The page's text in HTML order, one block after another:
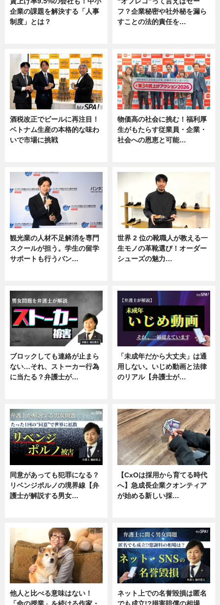
企業の課題を解決する「人事
制度」とは？
フ？企業秘密や社外秘を漏ら
すことの法的責任を…
酒税改正でビールに再注目！
ベトナム生産の本格的な味わ
いで市場に挑戦
物価高の社会に挑む！福利厚
生がもたらす従業員・企業・
社会への恩恵と可能…
観光業の人材不足解消を専門
スクールが担う。学生の留学
サポートも行うバン…
世界 2 位の靴職人が教える一
生モノの革靴選び！オーダー
シューズの魅力…
ブロックしても連絡が止まら
ない…それ、ストーカー行為
に当たる？弁護士が…
「未成年だから大丈夫」は通
用しない。いじめ動画と法律
のリアル【弁護士が…
同意があっても犯罪になる？
リベンジポルノの境界線【弁
護士が解説する男女…
【CxOは採用から育てる時代
へ】急成長企業クオンティア
が始める新しい採…
他人と比べる意味はない！
ネット上での名誉毀損は匿名